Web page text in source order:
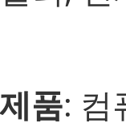
품: 컴